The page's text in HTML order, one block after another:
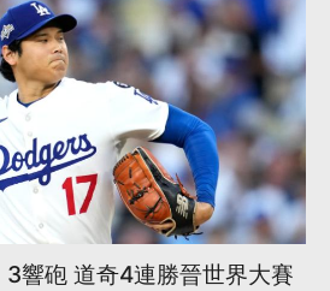
響砲 道奇4連勝晉世界大賽